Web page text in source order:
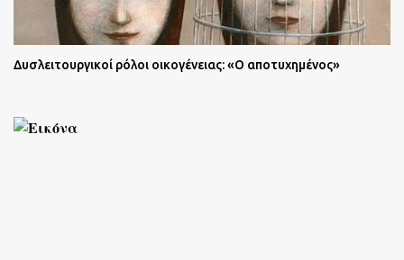
Δυσλειτουργικοί ρόλοι οικογένειας: «Ο αποτυχημένος»